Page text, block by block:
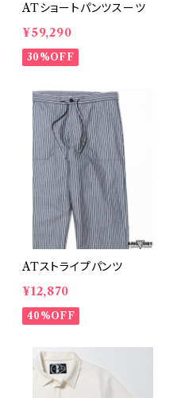
ATショートパンツスーツ
¥59,290
30%OFF
ATストライプパンツ
¥12,870
40%OFF